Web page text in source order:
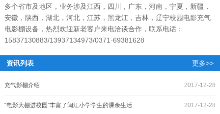
多个省市及地区，业务涉及江西，四川，广东，河南，宁夏，新疆，
安徽，陕西，湖北，河北，江苏，黑龙江，吉林，辽宁校园电影充气
电影棚设备，热烈欢迎新老客户来电洽谈合作，联系电话：
15837130883/13937134973/0371-69381628
资讯列表 更多>>
2017-12-28
充气影棚介绍
2017-12-28
“电影大棚进校园”丰富了闽江小学学生的课余生活